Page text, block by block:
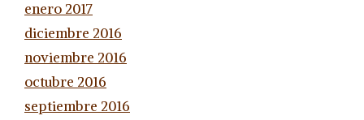
enero 2017
diciembre 2016
noviembre 2016
octubre 2016
septiembre 2016